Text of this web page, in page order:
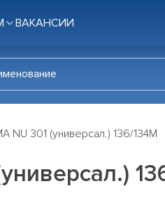
ВАКАНСИИ
NU 301 (универсал.) 136/134M